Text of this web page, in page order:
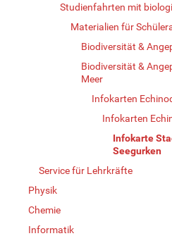
Studienfahrten mit
Materialien für
Biodiversität &
Biodiversität &
Meer
Infokarten
Infokarten
Infokarte
Seegurken
Service für Lehrkräfte
Physik
Chemie
Informatik